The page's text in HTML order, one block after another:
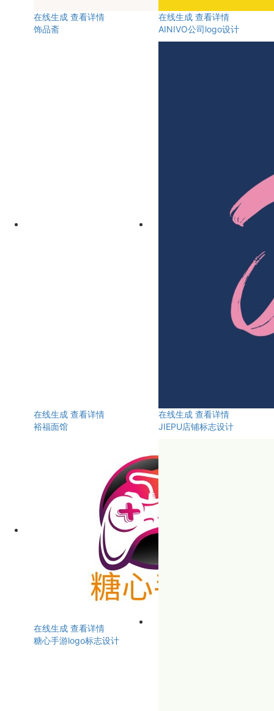
在线生成 查看详情
饰品斋
在线生成 查看详情
AINIVO公司logo设计
在线生成 查看详情
裕福面馆
在线生成 查看详情
JIEPU店铺标志设计
在线生成 查看详情
糖心手游logo标志设计